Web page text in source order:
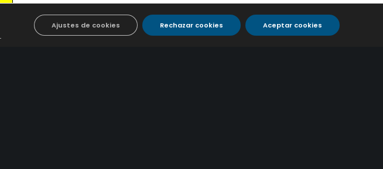
Aceptar cookies
Rechazar cookies
Ajustes de cookies